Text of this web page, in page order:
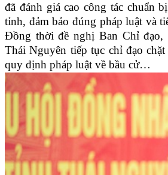
đã đánh giá cao công tác chuẩn
tỉnh, đảm bảo đúng pháp luật và
Đồng thời đề nghị Ban Chỉ đạo,
Thái Nguyên tiếp tục chỉ đạo
quy định pháp luật về bầu cử…